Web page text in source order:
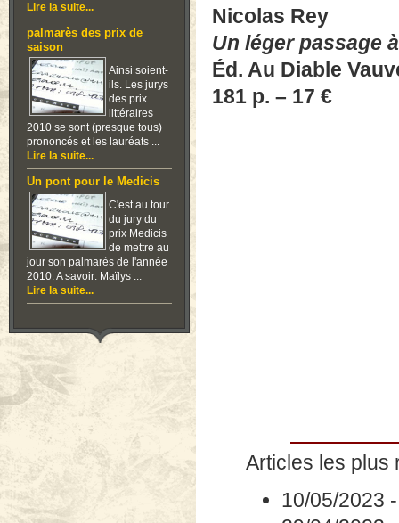
Lire la suite...
palmarès des prix de
saison
Ainsi soient-
ils. Les jurys
des prix
littéraires
2010 se sont (presque tous)
prononcés et les lauréats ...
Lire la suite...
Un pont pour le Medicis
C'est au tour
du jury du
prix Medicis
de mettre au
jour son palmarès de l'année
2010. A savoir: Maïlys ...
Lire la suite...
Nicolas Rey
Un léger passage
Éd. Au Diable
181 p. – 17 €
Articles les plus
10/05/2023